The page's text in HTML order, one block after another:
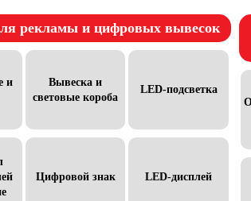
рекламы и цифровых вывесок
и
Вывеска и
световые короба
LED-подсветка
Цифровой знак LED-дисплей